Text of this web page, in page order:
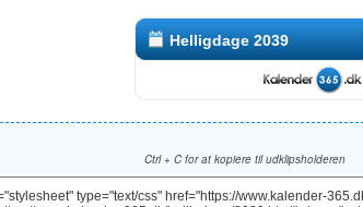
Helligdage 2039
Ctrl + C for at kopiere til udklipsholderen